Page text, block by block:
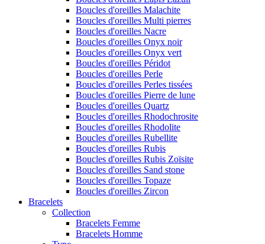
Boucles d'oreilles Malachite
Boucles d'oreilles Multi pierres
Boucles d'oreilles Nacre
Boucles d'oreilles Onyx noir
Boucles d'oreilles Onyx vert
Boucles d'oreilles Péridot
Boucles d'oreilles Perle
Boucles d'oreilles Perles tissées
Boucles d'oreilles Pierre de lune
Boucles d'oreilles Quartz
Boucles d'oreilles Rhodochrosite
Boucles d'oreilles Rhodolite
Boucles d'oreilles Rubellite
Boucles d'oreilles Rubis
Boucles d'oreilles Rubis Zoïsite
Boucles d'oreilles Sand stone
Boucles d'oreilles Topaze
Boucles d'oreilles Zircon
Bracelets
Collection
Bracelets Femme
Bracelets Homme